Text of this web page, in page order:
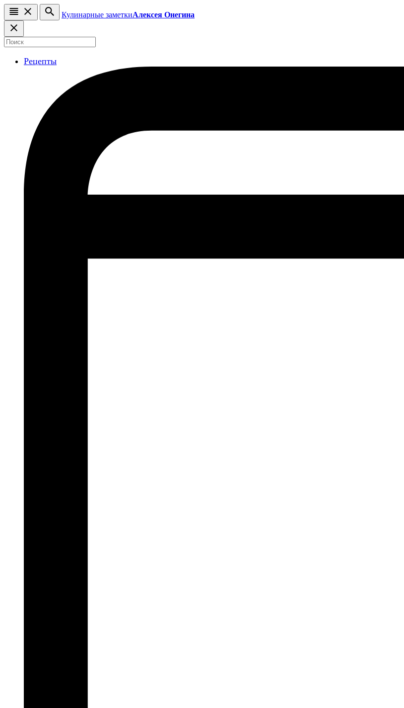
Кулинарные заметкиАлексея Онегина
Рецепты